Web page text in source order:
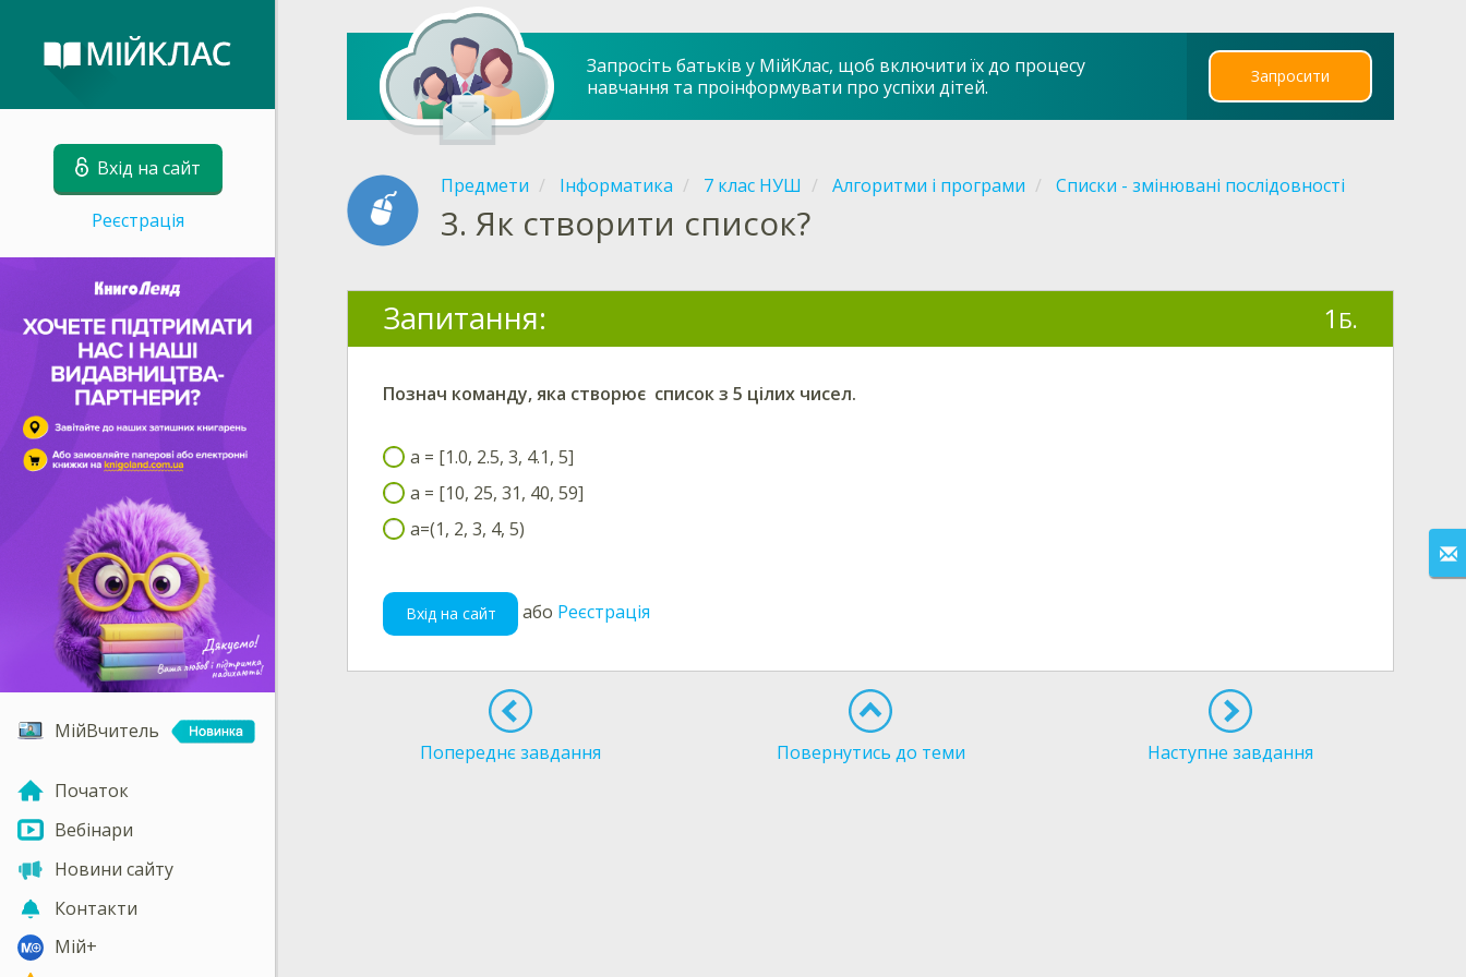
Вхід на сайт
Реєстрація
МійВчитель
Початок
Вебінари
Новини сайту
Контакти
Мій+
Запросіть батьків у МійКлас, щоб включити їх до процесу
навчання та проінформувати про успіхи дітей.
Запросити
Предмети Інформатика 7 клас НУШ Алгоритми і програми Списки - змінювані послідовності
3. Як створити список?
Запитання: 1 Б.
Познач команду, яка створює список з 5 цілих чисел.
a = [1.0, 2.5, 3, 4.1, 5]
a = [10, 25, 31, 40, 59]
a=(1, 2, 3, 4, 5)
Вхід на сайт або Реєстрація
Попереднє завдання Повернутись до теми Наступне завдання